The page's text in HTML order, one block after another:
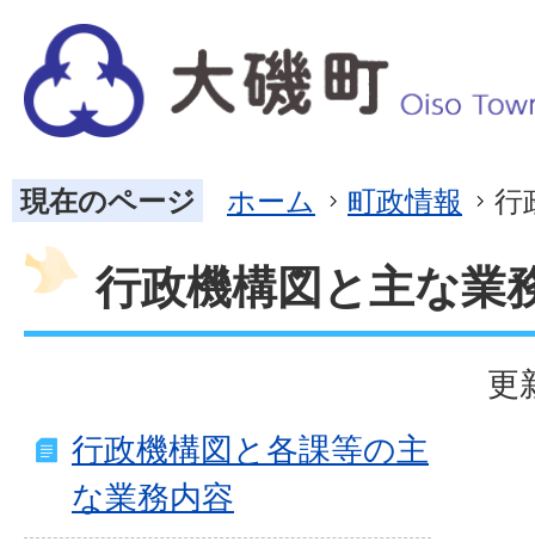
現在のページ ホーム 町政情報 行
行政機構図と主な業
更
行政機構図と各課等の主
な業務内容